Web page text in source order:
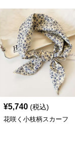
¥5,740 (税込)
花咲く小枝柄スカーフ